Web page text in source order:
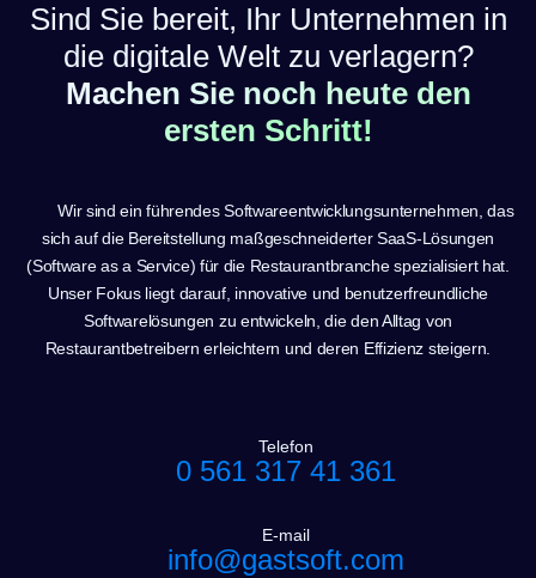
Sind Sie bereit, Ihr Unternehmen in
die digitale Welt zu verlagern?
Machen Sie noch heute den
ersten Schritt!
Wir sind ein führendes Softwareentwicklungsunternehmen, das
sich auf die Bereitstellung maßgeschneiderter SaaS-Lösungen
(Software as a Service) für die Restaurantbranche spezialisiert hat.
Unser Fokus liegt darauf, innovative und benutzerfreundliche
Softwarelösungen zu entwickeln, die den Alltag von
Restaurantbetreibern erleichtern und deren Effizienz steigern.
Telefon
0 561 317 41 361
E-mail
info@gastsoft.com